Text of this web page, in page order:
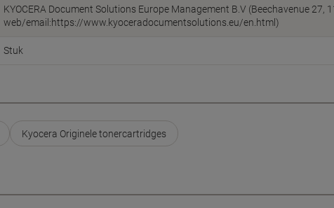
KYOCERA Document Solutions Europe Management B.V (Beechavenue 27,
web/email:https://www.kyoceradocumentsolutions.eu/en.html)
Stuk
Kyocera Originele tonercartridges